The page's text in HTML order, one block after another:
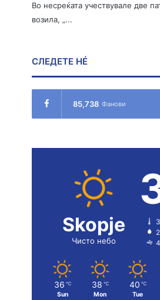
Во несреќата учествувале две
возила, „...
СЛЕДЕТЕ НÉ
85,738 Фанови
Skopje
Чисто небо
36 ℃
Sun
38 ℃
Mon
40 ℃
Tue